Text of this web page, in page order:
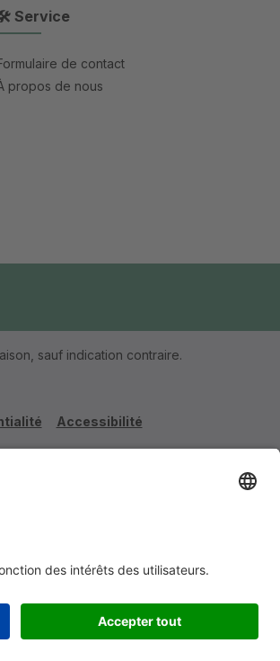
Service
de contact
propos de nous
sauf indication contraire.
Accessibilité